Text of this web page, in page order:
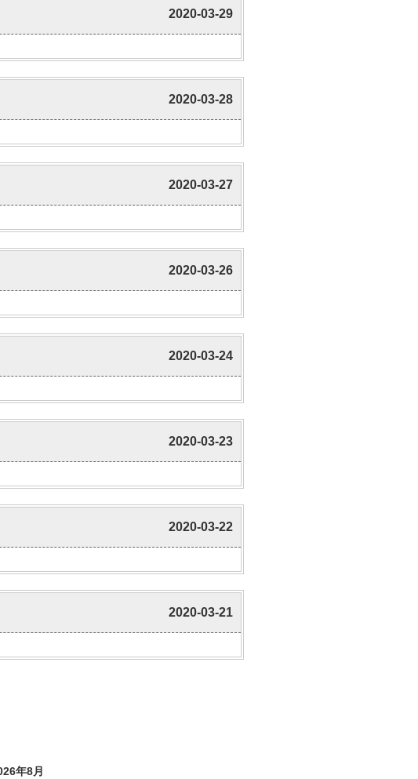
2020-03-29
2020-03-28
2020-03-27
2020-03-26
2020-03-24
2020-03-23
2020-03-22
2020-03-21
年8月